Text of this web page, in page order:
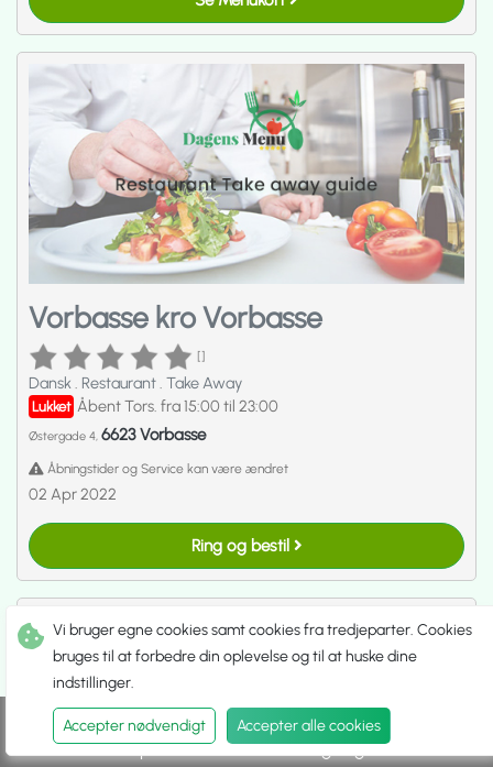
Vorbasse kro Vorbasse
[]
Dansk. Restaurant. Take Away
Lukket Åbent Tors. fra 15:00 til 23:00
Østergade 4, 6623 Vorbasse
Åbningstider og Service kan være ændret
02 Apr 2022
Ring og bestil
Spis udeHent selvUdbringning
Vi bruger egne cookies samt cookies fra tredjeparter. Cookies
bruges til at forbedre din oplevelse og til at huske dine
indstillinger.
Accepter nødvendigt Accepter alle cookies